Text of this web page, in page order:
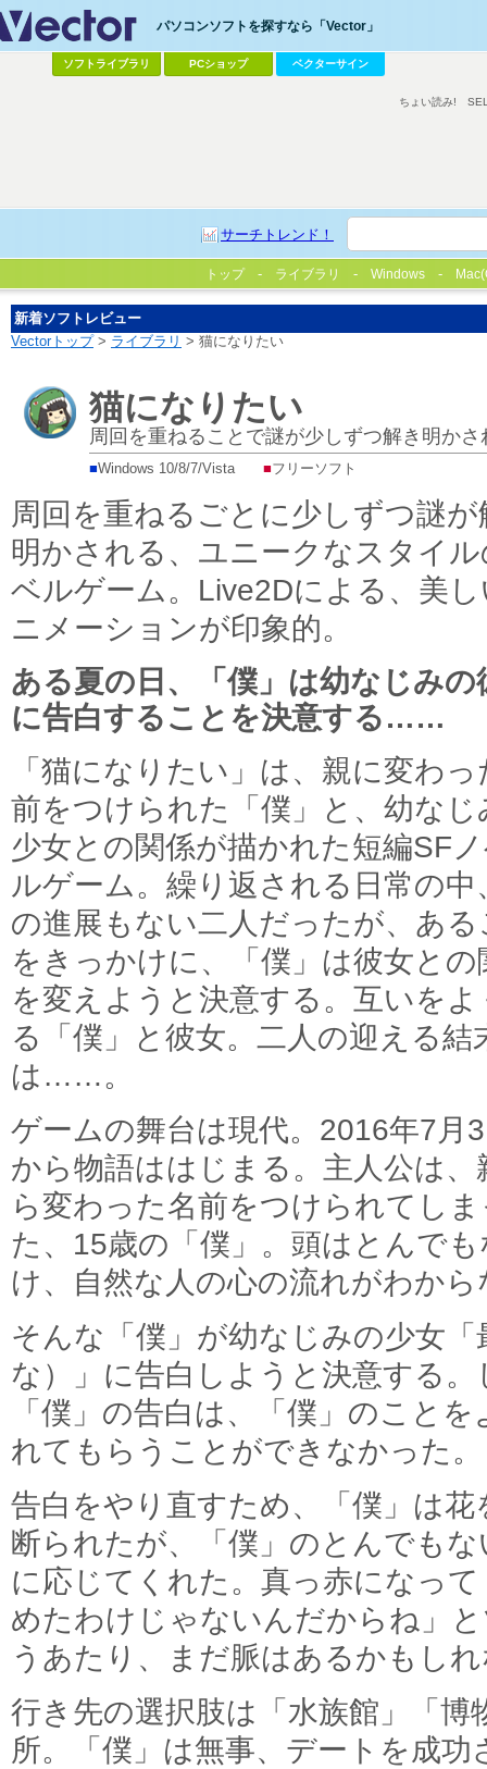
パソコンソフトを探すなら「Vector」
ソフトライブラリ PCショップ ベクターサイン
サーチトレンド！
ちょい読み!
トップ ライブラリ Windows
新着ソフトレビュー
Vectorトップ> ライブラリ > 猫になりたい
猫になりたい
周回を重ねることで謎が少しずつ解き明か
■Windows 10/8/7/Vista ■フリーソフト
周回を重ねるごとに少しずつ謎が
明かされる、ユニークなスタイ
ベルゲーム。Live2Dによる、美
ニメーションが印象的。
ある夏の日、「僕」は幼なじみの
に告白することを決意する……
「猫になりたい」は、親に変わっ
前をつけられた「僕」と、幼なじ
少女との関係が描かれた短編SF
ルゲーム。繰り返される日常の中
の進展もない二人だったが、ある
をきっかけに、「僕」は彼女との
を変えようと決意する。互いをよ
る「僕」と彼女。二人の迎える結
は……。
ゲームの舞台は現代。2016年7月
から物語ははじまる。主人公は、
ら変わった名前をつけられてし
た、15歳の「僕」。頭はとんで
け、自然な人の心の流れがわか
そんな「僕」が幼なじみの少女
な）」に告白しようと決意する
「僕」の告白は、「僕」のこと
れてもらうことができなかった。
告白をやり直すため、「僕」は
断られたが、「僕」のとんでも
に応じてくれた。真っ赤になっ
めたわけじゃないんだからね」
うあたり、まだ脈はあるかもし
行き先の選択肢は「水族館」「博
所。「僕」は無事、デートを成